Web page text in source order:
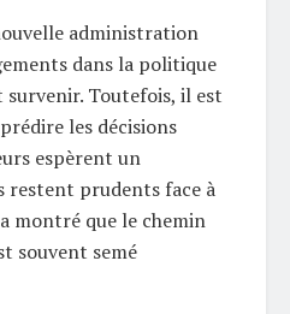
administration
dans la politique
Toutefois, il est
les décisions
espèrent un
restent prudents face à
montré que le chemin
souvent semé